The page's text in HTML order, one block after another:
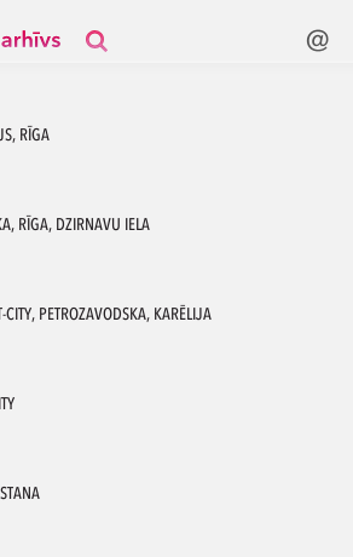
RĪGA
RĪGA, DZIRNAVU IELA
CITY, PETROZAVODSKA, KARĒLIJA